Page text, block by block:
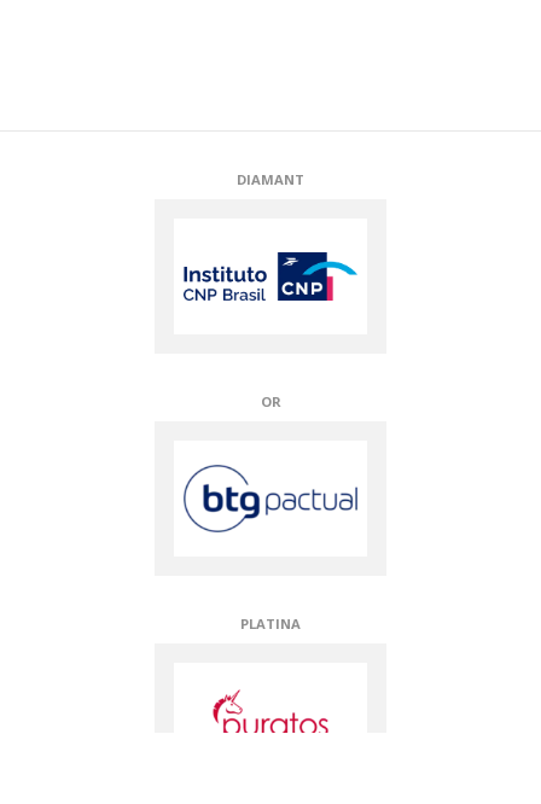
DIAMANT
OR
PLATINA